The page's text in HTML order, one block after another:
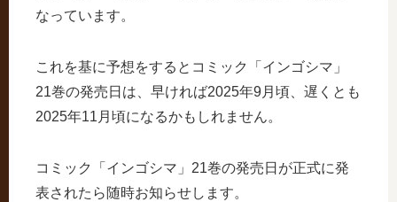
なっています。
これを基に予想をするとコミック「インゴシマ」
21巻の発売日は、早ければ2025年9月頃、遅くとも
2025年11月頃になるかもしれません。
コミック「インゴシマ」21巻の発売日が正式に発
表されたら随時お知らせします。